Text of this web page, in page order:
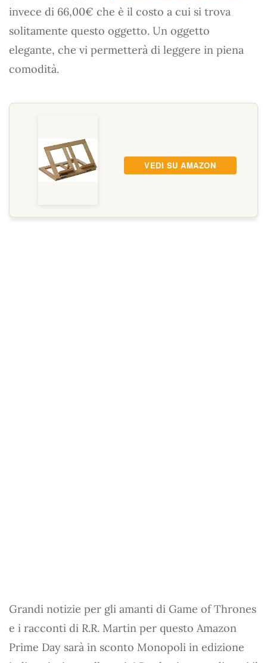
invece di 66,00€ che è il costo a cui si trova
solitamente questo oggetto. Un oggetto
elegante, che vi permetterà di leggere in piena
comodità.
VEDI SU AMAZON
Grandi notizie per gli amanti di Game of Thrones
e i racconti di R.R. Martin per questo Amazon
Prime Day sarà in sconto Monopoli in edizione